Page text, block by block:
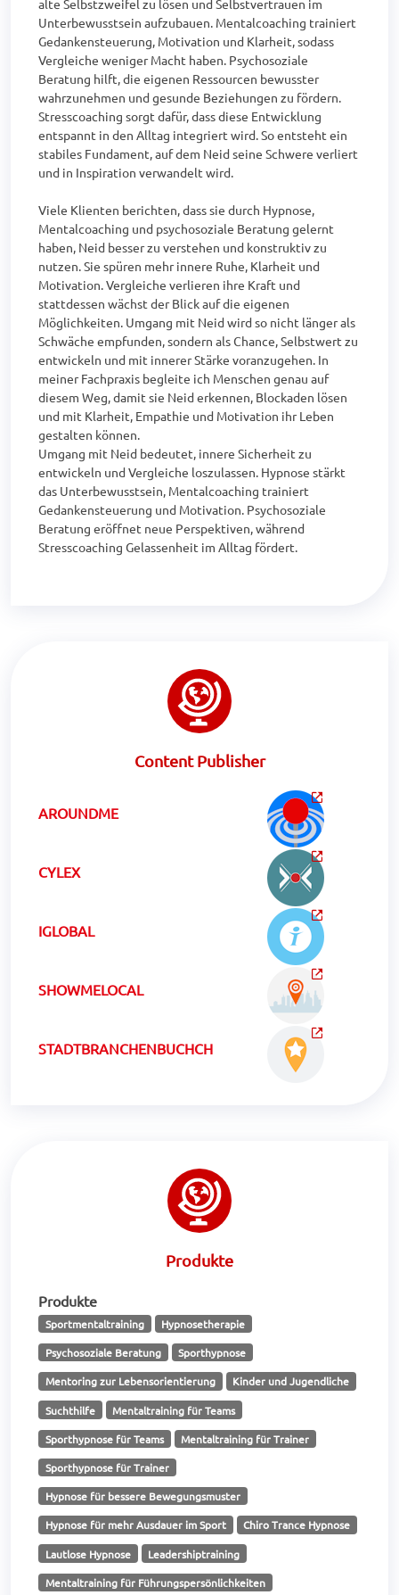
alte Selbstzweifel zu lösen und Selbstvertrauen im
Unterbewusstsein aufzubauen. Mentalcoaching trainiert
Gedankensteuerung, Motivation und Klarheit, sodass
Vergleiche weniger Macht haben. Psychosoziale
Beratung hilft, die eigenen Ressourcen bewusster
wahrzunehmen und gesunde Beziehungen zu fördern.
Stresscoaching sorgt dafür, dass diese Entwicklung
entspannt in den Alltag integriert wird. So entsteht ein
stabiles Fundament, auf dem Neid seine Schwere verliert
und in Inspiration verwandelt wird.
Viele Klienten berichten, dass sie durch Hypnose,
Mentalcoaching und psychosoziale Beratung gelernt
haben, Neid besser zu verstehen und konstruktiv zu
nutzen. Sie spüren mehr innere Ruhe, Klarheit und
Motivation. Vergleiche verlieren ihre Kraft und
stattdessen wächst der Blick auf die eigenen
Möglichkeiten. Umgang mit Neid wird so nicht länger als
Schwäche empfunden, sondern als Chance, Selbstwert zu
entwickeln und mit innerer Stärke voranzugehen. In
meiner Fachpraxis begleite ich Menschen genau auf
diesem Weg, damit sie Neid erkennen, Blockaden lösen
und mit Klarheit, Empathie und Motivation ihr Leben
gestalten können.
Umgang mit Neid bedeutet, innere Sicherheit zu
entwickeln und Vergleiche loszulassen. Hypnose stärkt
das Unterbewusstsein, Mentalcoaching trainiert
Gedankensteuerung und Motivation. Psychosoziale
Beratung eröffnet neue Perspektiven, während
Stresscoaching Gelassenheit im Alltag fördert.
Content Publisher
AROUNDME
CYLEX
IGLOBAL
SHOWMELOCAL
STADTBRANCHENBUCHCH
Produkte
Produkte
Sportmentaltraining Hypnosetherapie
Psychosoziale Beratung Sporthypnose
Mentoring zur Lebensorientierung Kinder und Jugendliche
Suchthilfe Mentaltraining für Teams
Sporthypnose für Teams Mentaltraining für Trainer
Sporthypnose für Trainer
Hypnose für bessere Bewegungsmuster
Hypnose für mehr Ausdauer im Sport Chiro Trance Hypnose
Lautlose Hypnose Leadershiptraining
Mentaltraining für Führungspersönlichkeiten